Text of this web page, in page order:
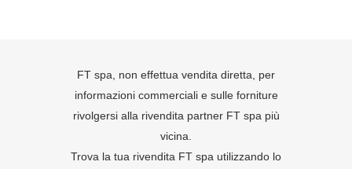
FT spa, non effettua vendita diretta, per
informazioni commerciali e sulle forniture
rivolgersi alla rivendita partner FT spa più
vicina.
Trova la tua rivendita FT spa utilizzando lo